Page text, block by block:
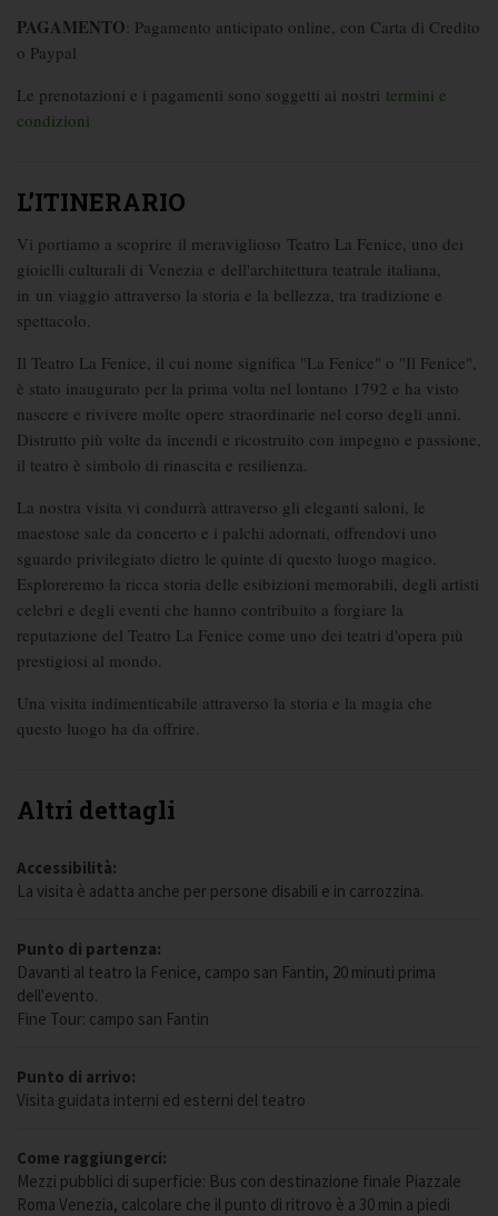
PAGAMENTO: Pagamento anticipato online, con Carta di Credito
o Paypal
Le prenotazioni e i pagamenti sono soggetti ai nostri termini e
condizioni
L’ITINERARIO
Vi portiamo a scoprire il meraviglioso Teatro La Fenice, uno dei
gioielli culturali di Venezia e dell'architettura teatrale italiana,
in un viaggio attraverso la storia e la bellezza, tra tradizione e
spettacolo.
Il Teatro La Fenice, il cui nome significa "La Fenice" o "Il Fenice",
è stato inaugurato per la prima volta nel lontano 1792 e ha visto
nascere e rivivere molte opere straordinarie nel corso degli anni.
Distrutto più volte da incendi e ricostruito con impegno e passione,
il teatro è simbolo di rinascita e resilienza.
La nostra visita vi condurrà attraverso gli eleganti saloni, le
maestose sale da concerto e i palchi adornati, offrendovi uno
sguardo privilegiato dietro le quinte di questo luogo magico.
Esploreremo la ricca storia delle esibizioni memorabili, degli artisti
celebri e degli eventi che hanno contribuito a forgiare la
reputazione del Teatro La Fenice come uno dei teatri d'opera più
prestigiosi al mondo.
Una visita indimenticabile attraverso la storia e la magia che
questo luogo ha da offrire.
Altri dettagli
Accessibilità:
La visita è adatta anche per persone disabili e in carrozzina.
Punto di partenza:
Davanti al teatro la Fenice, campo san Fantin, 20 minuti prima
dell'evento.
Fine Tour: campo san Fantin
Punto di arrivo:
Visita guidata interni ed esterni del teatro
Come raggiungerci:
Mezzi pubblici di superficie: Bus con destinazione finale Piazzale
Roma Venezia, calcolare che il punto di ritrovo è a 30 min a piedi